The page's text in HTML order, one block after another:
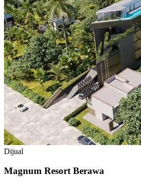
Dijual
Magnum Resort Berawa